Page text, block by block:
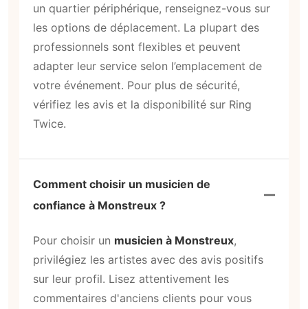
un quartier périphérique, renseignez-vous sur
les options de déplacement. La plupart des
professionnels sont flexibles et peuvent
adapter leur service selon l’emplacement de
votre événement. Pour plus de sécurité,
vérifiez les avis et la disponibilité sur Ring
Twice.
Comment choisir un musicien de
confiance à Monstreux ?
Pour choisir un musicien à Monstreux,
privilégiez les artistes avec des avis positifs
sur leur profil. Lisez attentivement les
commentaires d'anciens clients pour vous